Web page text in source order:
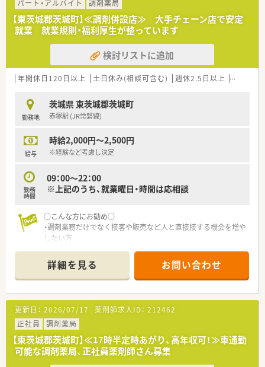
パート・アルバイト 調剤薬局
【東茨城郡茨城町】≪調剤併設店≫ 大手チェーン店で安定
就業 就業規則・福利厚生が整っています
検討リストに追加
年間休日120日以上 土日休み(相談可含む) 週休2.5日以上 週32h以
勤務地
茨城県 東茨城郡茨城町
赤塚駅 (JR常磐線)
給与
時給2,000円～2,500円
※経験など考慮し決定
勤務
時間
09：00～22：00
※上記のうち、就業曜日・時間は応相談
○こんな方にお勧め○
・調剤業務だけでなく接客や販売など人と直接接する機会を増や
したい方
・地域密着型の薬局で、地域の方々を深く接していきたい方
詳細を見る お問い合わせ
更新日： 2026/07/17 薬剤師求人ID： 212462
正社員
調剤薬局
【東茨城郡茨城町】≪17時半定時あがり、高年収可！≫車通勤
可能な調剤薬局、正社員薬剤師さん募集